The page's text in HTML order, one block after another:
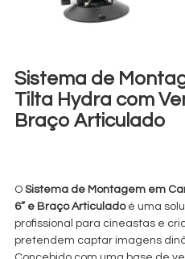
Sistema de
Tilta Hydra com
Braço Articulado
O Sistema de Montagem em
6” e Braço Articuladoé uma
profissional para cineastas e
pretendem captar imagens